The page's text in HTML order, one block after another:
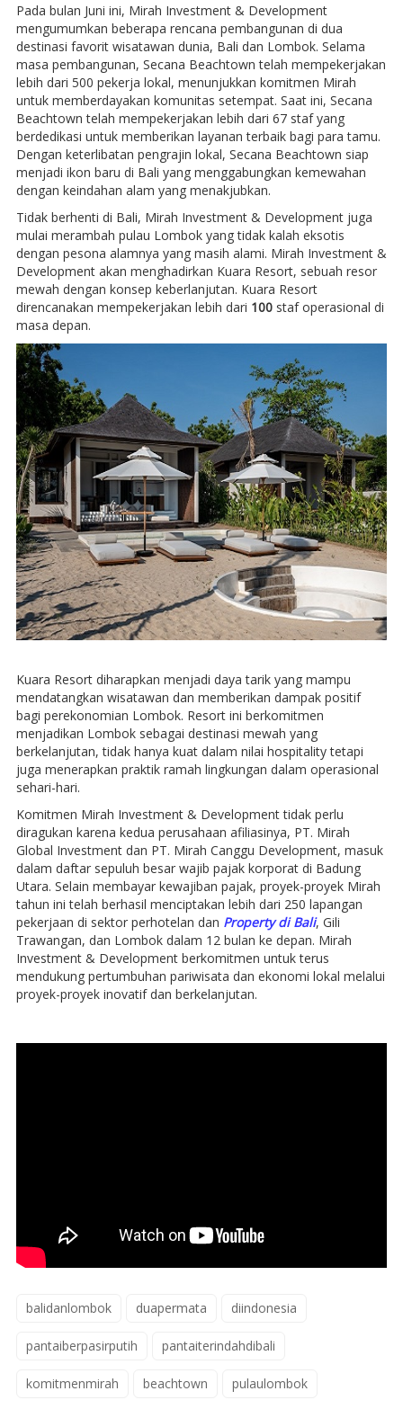
Pada bulan Juni ini, Mirah Investment & Development
mengumumkan beberapa rencana pembangunan di dua
destinasi favorit wisatawan dunia, Bali dan Lombok. Selama
masa pembangunan, Secana Beachtown telah mempekerjakan
lebih dari 500 pekerja lokal, menunjukkan komitmen Mirah
untuk memberdayakan komunitas setempat. Saat ini, Secana
Beachtown telah mempekerjakan lebih dari 67 staf yang
berdedikasi untuk memberikan layanan terbaik bagi para tamu.
Dengan keterlibatan pengrajin lokal, Secana Beachtown siap
menjadi ikon baru di Bali yang menggabungkan kemewahan
dengan keindahan alam yang menakjubkan.
Tidak berhenti di Bali, Mirah Investment & Development juga
mulai merambah pulau Lombok yang tidak kalah eksotis
dengan pesona alamnya yang masih alami. Mirah Investment &
Development akan menghadirkan Kuara Resort, sebuah resor
mewah dengan konsep keberlanjutan. Kuara Resort
direncanakan mempekerjakan lebih dari 100staf operasional di
masa depan.
Kuara Resort diharapkan menjadi daya tarik yang mampu
mendatangkan wisatawan dan memberikan dampak positif
bagi perekonomian Lombok. Resort ini berkomitmen
menjadikan Lombok sebagai destinasi mewah yang
berkelanjutan, tidak hanya kuat dalam nilai hospitality tetapi
juga menerapkan praktik ramah lingkungan dalam operasional
sehari-hari.
Komitmen Mirah Investment & Development tidak perlu
diragukan karena kedua perusahaan afiliasinya, PT. Mirah
Global Investment dan PT. Mirah Canggu Development, masuk
dalam daftar sepuluh besar wajib pajak korporat di Badung
Utara. Selain membayar kewajiban pajak, proyek-proyek Mirah
tahun ini telah berhasil menciptakan lebih dari 250 lapangan
pekerjaan di sektor perhotelan dan Property di Bali, Gili
Trawangan, dan Lombok dalam 12 bulan ke depan. Mirah
Investment & Development berkomitmen untuk terus
mendukung pertumbuhan pariwisata dan ekonomi lokal melalui
proyek-proyek inovatif dan berkelanjutan.
balidanlombok duapermata diindonesia
pantaiberpasirputih pantaiterindahdibali
komitmenmirah beachtown pulaulombok